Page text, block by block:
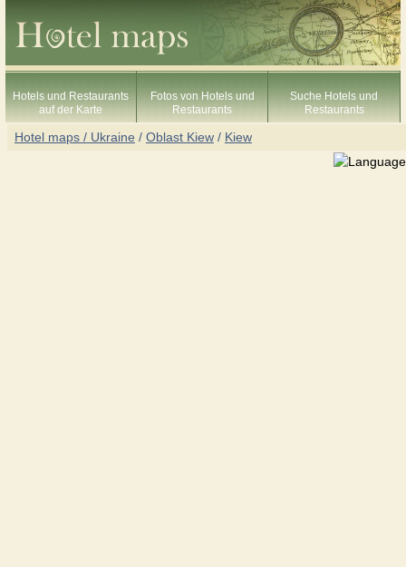
Hotels und Restaurants
auf der Karte
Fotos von Hotels und
Restaurants
Suche Hotels und
Restaurants
Hotel maps / Ukraine / Oblast Kiew / Kiew